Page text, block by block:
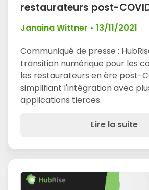
restaurateurs post-
Janaina Wittner • 13/11/2021
Communiqué de presse :
transition numérique pour les
les restaurateurs en ère post-
simplifiant l'intégration avec
applications tierces.
Lire la suite